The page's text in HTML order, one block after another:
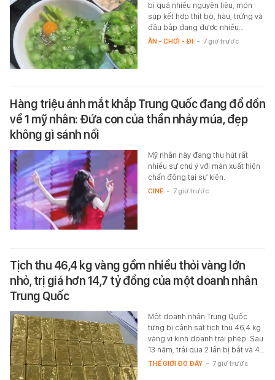
bị quá nhiều nguyên liệu, món
súp kết hợp thịt bò, hàu, trứng và
đậu bắp đang được nhiều…
ĂN - CHƠI - ĐI - 7 giờ trước
Hàng triệu ánh mắt khắp Trung Quốc đang đổ dồn
về 1 mỹ nhân: Đứa con của thần nhảy múa, đẹp
không gì sánh nổi
Mỹ nhân này đang thu hút rất
nhiều sự chú ý với màn xuất hiện
chấn động tại sự kiện.
CINE - 7 giờ trước
Tịch thu 46,4 kg vàng gồm nhiều thỏi vàng lớn
nhỏ, trị giá hơn 14,7 tỷ đồng của một doanh nhân
Trung Quốc
Một doanh nhân Trung Quốc
từng bị cảnh sát tịch thu 46,4 kg
vàng vì kinh doanh trái phép. Sau
13 năm, trải qua 2 lần bị bắt và 4…
THẾ GIỚI ĐÓ ĐÂY - 7 giờ trước